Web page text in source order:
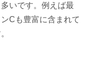
いです。例えば最
Cも豊富に含まれて